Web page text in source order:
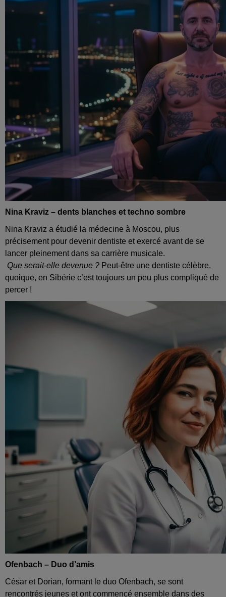
Nina Kraviz – dents blanches et techno sombre
Nina Kraviz a étudié la médecine à Moscou, plus
précisement pour devenir dentiste et exercé avant de se
lancer pleinement dans sa carrière musicale.
Que serait‑elle devenue ? Peut‑être une dentiste célèbre,
quoique, en Sibérie c’est toujours un peu plus compliqué de
percer !
Ofenbach – Duo d’amis
César et Dorian, formant le duo Ofenbach, se sont
rencontrés jeunes et ont commencé ensemble dans des